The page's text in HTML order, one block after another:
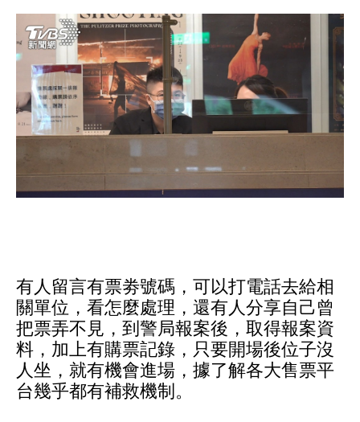
有人留言有票劵號碼，可以打電話去給相
關單位，看怎麼處理，還有人分享自己曾
把票弄不見，到警局報案後，取得報案資
料，加上有購票記錄，只要開場後位子沒
人坐，就有機會進場，據了解各大售票平
台幾乎都有補救機制。